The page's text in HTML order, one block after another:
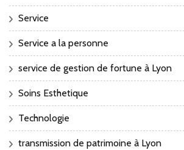
Service
Service a la personne
service de gestion de fortune à Lyon
Soins Esthetique
Technologie
transmission de patrimoine à Lyon